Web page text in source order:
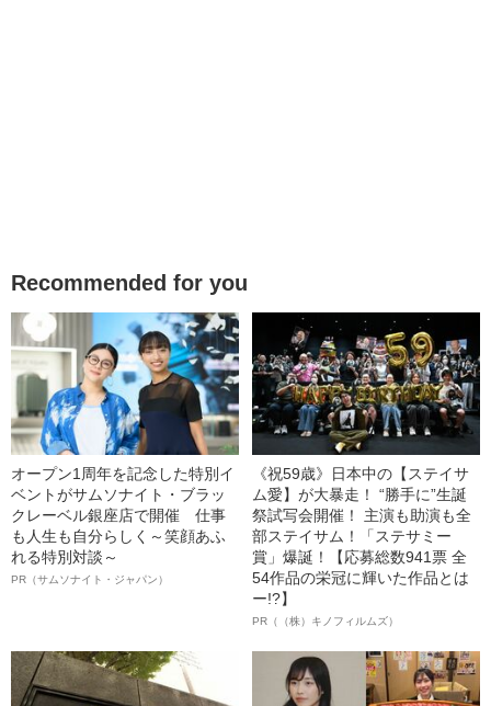
Recommended for you
オープン1周年を記念した特別イ
ベントがサムソナイト・ブラッ
クレーベル銀座店で開催 仕事
も人生も自分らしく～笑顔あふ
れる特別対談～
PR（サムソナイト・ジャパン）
《祝59歳》日本中の【ステイサ
ム愛】が大暴走！ “勝手に”生誕
祭試写会開催！ 主演も助演も全
部ステイサム！「ステサミー
賞」爆誕！【応募総数941票 全
54作品の栄冠に輝いた作品とは
ー!?】
PR（（株）キノフィルムズ）